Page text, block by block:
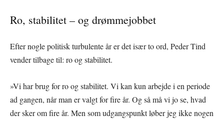
Ro, stabilitet – og drømmejobbet
Efter nogle politisk turbulente år er det især to ord, Peder Tind
vender tilbage til: ro og stabilitet.
»Vi har brug for ro og stabilitet. Vi kan kun arbejde i en periode
ad gangen, når man er valgt for fire år. Og så må vi jo se, hvad
der sker om fire år. Men som udgangspunkt løber jeg ikke nogen